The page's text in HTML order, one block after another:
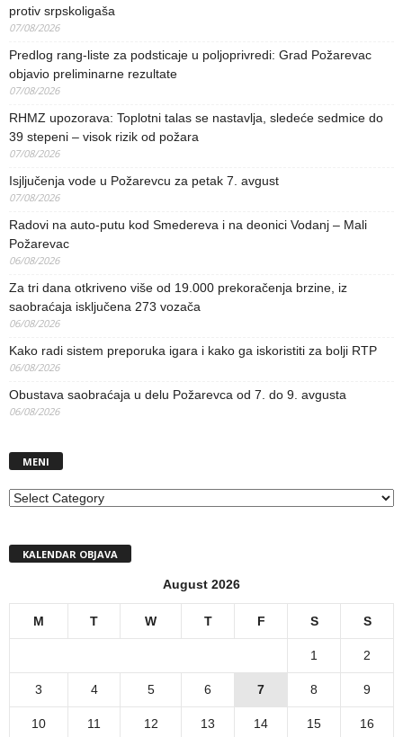
protiv srpskoligaša
07/08/2026
Predlog rang-liste za podsticaje u poljoprivredi: Grad Požarevac
objavio preliminarne rezultate
07/08/2026
RHMZ upozorava: Toplotni talas se nastavlja, sledeće sedmice do
39 stepeni – visok rizik od požara
07/08/2026
Isjljučenja vode u Požarevcu za petak 7. avgust
07/08/2026
Radovi na auto-putu kod Smedereva i na deonici Vodanj – Mali
Požarevac
06/08/2026
Za tri dana otkriveno više od 19.000 prekoračenja brzine, iz
saobraćaja isključena 273 vozača
06/08/2026
Kako radi sistem preporuka igara i kako ga iskoristiti za bolji RTP
06/08/2026
Obustava saobraćaja u delu Požarevca od 7. do 9. avgusta
06/08/2026
MENI
MENI
KALENDAR OBJAVA
August 2026
M T W T F S S
1 2
3 4 5 6 7 8 9
10 11 12 13 14 15 16